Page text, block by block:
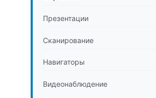
Презентации
Сканирование
Навигаторы
Видеонаблюдение